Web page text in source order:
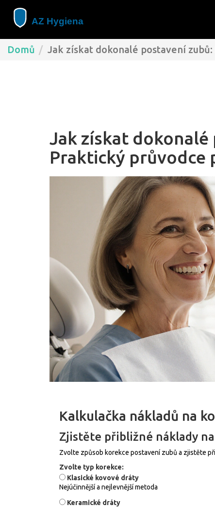
Domů Jak získat dokonalé postavení
Jak získat dokonalé
Praktický průvodce
Kalkulačka nákladů na
Zjistěte přibližné náklady
Zvolte způsob korekce postavení zubů a zjistěte
Zvolte typ korekce:
Klasické kovové dráty
Nejúčinnější a nejlevnější metoda
Keramické dráty